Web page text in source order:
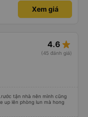
Xem giá
4.6 star_rate
(45 đánh giá)
tận nhà nên mình cũng
up lên phòng lun mà hong